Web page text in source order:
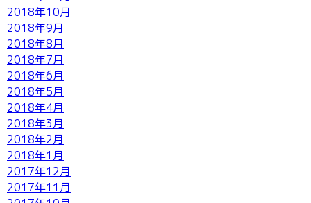
2018年10月
2018年9月
2018年8月
2018年7月
2018年6月
2018年5月
2018年4月
2018年3月
2018年2月
2018年1月
2017年12月
2017年11月